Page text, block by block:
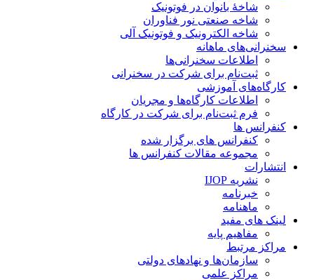
شاخۀ بانوان در فوتونیک
شاخه صنعتی نور فناوران
شاخه‌ الکترونیک و فوتونیک آلی
سخنرانی‌های ماهانه
اطلاعات سخنرانی‌‌ها
ثبت‌نام برای شرکت در سخنرانی
کارگاه‌های آموزشی
اطلاعات کارگاه‌ها و مجریان
فرم ثبت‌نام برای شرکت در کارگاه
کنفرانس ها
کنفرانس های برگزار شده
مجموعه مقالات کنفرانس ها
انتشارات
نشریه IJOP
خبرنامه
ماهنامه
لینک های مفید
مفاهیم پایه
مراکز مرتبط
سازمان‌ها و نهادهای دولتی
مراکز علمی